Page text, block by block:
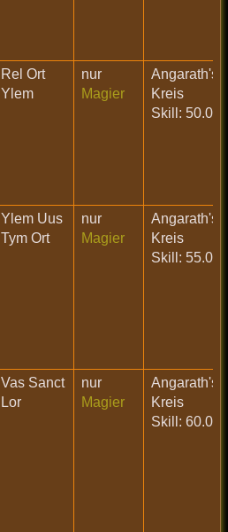
Rel Ort
Ylem
nur
Magier
Angarath's
Kreis
Skill: 50.0
Ylem Uus
Tym Ort
nur
Magier
Angarath's
Kreis
Skill: 55.0
Vas Sanct
Lor
nur
Magier
Angarath's
Kreis
Skill: 60.0